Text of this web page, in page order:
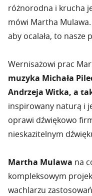
różnorodna i krucha
mówi Martha
aby ocalała, to nasze
Wernisażowi prac
muzyka Michała
Andrzeja Witka, a
inspirowany naturą i
oprawi dźwiękowo
nieskazitelnym
Martha Mulawa na
kompleksowym
wachlarzu